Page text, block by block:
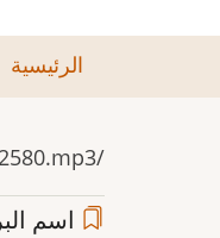
الرئيسية
/sites/default/files/19-01-1439%25D9%2587%25D9%2580.mp3
اسم